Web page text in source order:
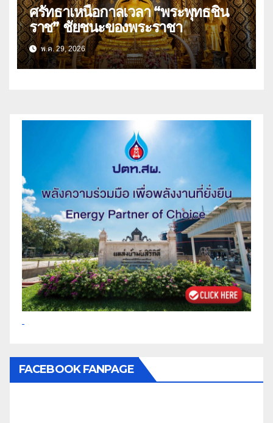
ศรัทธาเหนือกาลเวลา “พระพุทธชิน
ราช” ชัยชนะของพระราชา
พ.ค. 29, 2026
FACEBOOK FANPAGE